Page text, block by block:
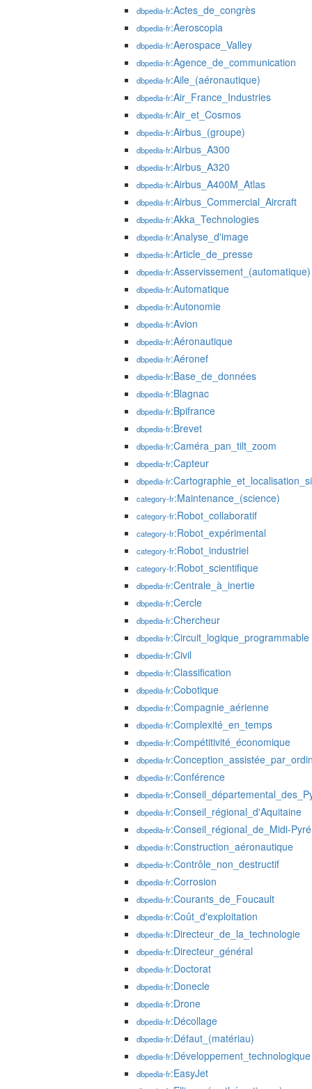
dbpedia-fr:Actes_de_congrès
dbpedia-fr:Aeroscopia
dbpedia-fr:Aerospace_Valley
dbpedia-fr:Agence_de_communication
dbpedia-fr:Aile_(aéronautique)
dbpedia-fr:Air_France_Industries
dbpedia-fr:Air_et_Cosmos
dbpedia-fr:Airbus_(groupe)
dbpedia-fr:Airbus_A300
dbpedia-fr:Airbus_A320
dbpedia-fr:Airbus_A400M_Atlas
dbpedia-fr:Airbus_Commercial_Aircraft
dbpedia-fr:Akka_Technologies
dbpedia-fr:Analyse_d'image
dbpedia-fr:Article_de_presse
dbpedia-fr:Asservissement_(automatique)
dbpedia-fr:Automatique
dbpedia-fr:Autonomie
dbpedia-fr:Avion
dbpedia-fr:Aéronautique
dbpedia-fr:Aéronef
dbpedia-fr:Base_de_données
dbpedia-fr:Blagnac
dbpedia-fr:Bpifrance
dbpedia-fr:Brevet
dbpedia-fr:Caméra_pan_tilt_zoom
dbpedia-fr:Capteur
dbpedia-fr
category-fr:Maintenance_(science)
category-fr:Robot_collaboratif
category-fr:Robot_expérimental
category-fr:Robot_industriel
category-fr:Robot_scientifique
dbpedia-fr:Centrale_à_inertie
dbpedia-fr:Cercle
dbpedia-fr:Chercheur
dbpedia-fr:Circuit_logique_programmable
dbpedia-fr:Civil
dbpedia-fr:Classification
dbpedia-fr:Cobotique
dbpedia-fr:Compagnie_aérienne
dbpedia-fr:Complexité_en_temps
dbpedia-fr:Compétitivité_économique
dbpedia-fr
dbpedia-fr:Conférence
dbpedia-fr
dbpedia-fr:Conseil_régional_d'Aquitaine
dbpedia-fr:Conseil_régional_de_Midi-
dbpedia-fr:Construction_aéronautique
dbpedia-fr:Contrôle_non_destructif
dbpedia-fr:Corrosion
dbpedia-fr:Courants_de_Foucault
dbpedia-fr:Coût_d'exploitation
dbpedia-fr:Directeur_de_la_technologie
dbpedia-fr:Directeur_général
dbpedia-fr:Doctorat
dbpedia-fr:Donecle
dbpedia-fr:Drone
dbpedia-fr:Décollage
dbpedia-fr:Défaut_(matériau)
dbpedia-fr:Développement_technologique
dbpedia-fr:EasyJet